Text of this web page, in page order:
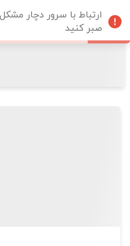
ارتباط با سرور دچار
صبر کنید